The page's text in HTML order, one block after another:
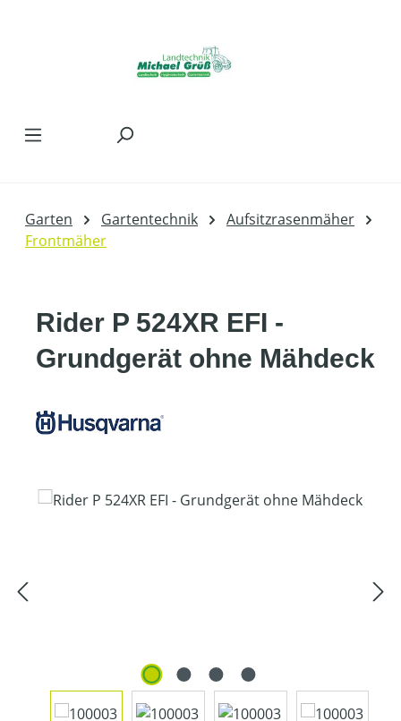
Garten Gartentechnik
Aufsitzrasenmäher
Frontmäher
Rider P 524XR EFI -
Grundgerät ohne Mähdeck
Bildergalerie überspringen